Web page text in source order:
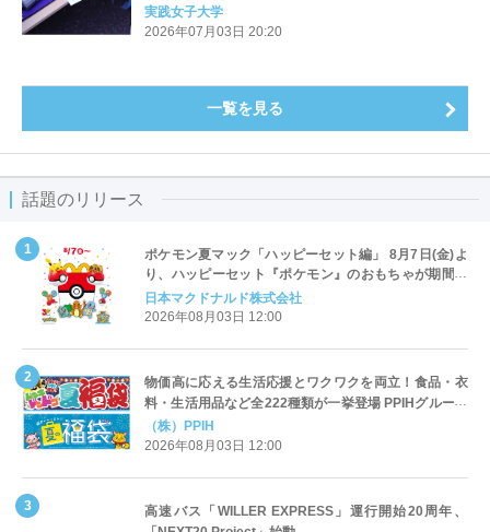
会」を目指し、7月7日（火）に地域イベント「つなが
る日野フェスタ」を開催
実践女子大学
2026年07月03日 20:20
一覧を見る
話題のリリース
ポケモン夏マック「ハッピーセット編」 8月7日(金)よ
り、ハッピーセット『ポケモン』のおもちゃが期間限
定登場
日本マクドナルド株式会社
2026年08月03日 12:00
物価高に応える生活応援とワクワクを両立！食品・衣
料・生活用品など全222種類が一挙登場 PPIHグループ
「夏福袋」＆セール 8月6日(木)より順次スタート
（株）PPIH
2026年08月03日 12:00
高速バス「WILLER EXPRESS」運行開始20周年、